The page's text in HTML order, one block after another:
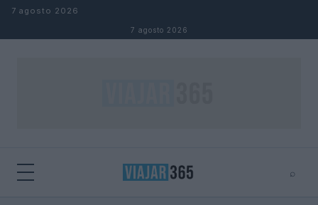
Saltar al contenido
7 agosto 2026
7 agosto 2026
⌕